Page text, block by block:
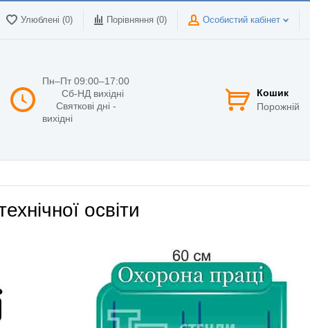
Улюблені (0) Порівняння (0) Особистий кабінет
Пн–Пт 09:00–17:00
Сб-НД вихідні
Святкові дні -
вихідні
Кошик
Порожній
освіти